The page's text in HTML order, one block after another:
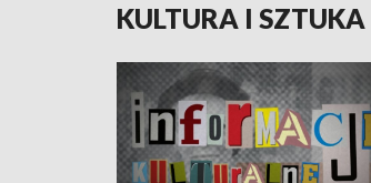
KULTURA I SZTUKA